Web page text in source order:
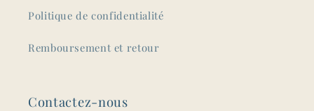
Politique de confidentialité
Remboursement et retour
Contactez-nous